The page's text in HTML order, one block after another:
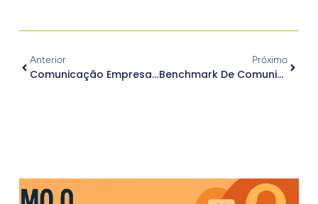
Anterior
Comunicação Empresarial: 5 Elementos Para Torná-La Mais Efetiva
Próximo
Benchmark De Comunicação Em Crise: Conheça 4 Cases De Sucesso
Outros Posts.